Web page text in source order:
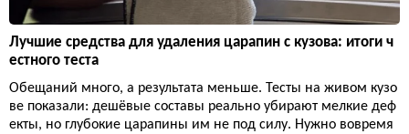
Лучшие средства для удаления царапин с кузова: итоги ч
естного теста
Обещаний много, а результата меньше. Тесты на живом кузо
ве показали: дешёвые составы реально убирают мелкие деф
екты, но глубокие царапины им не под силу. Нужно вовремя